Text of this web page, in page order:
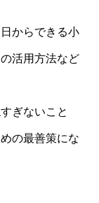
からできる小
活用方法など
ぎないこと
の最善策にな